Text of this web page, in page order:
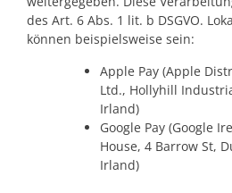
des Art. 6 Abs. 1 lit. b DSGVO.
können beispielsweise sein:
Apple Pay (Apple
Ltd., Hollyhill
Irland)
Google Pay (Google
House, 4 Barrow St,
Irland)